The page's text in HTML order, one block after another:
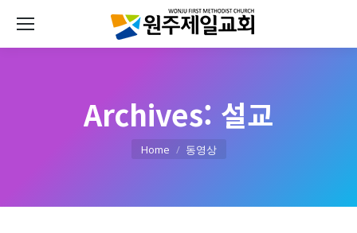
Archives: 설교
Home 동영상